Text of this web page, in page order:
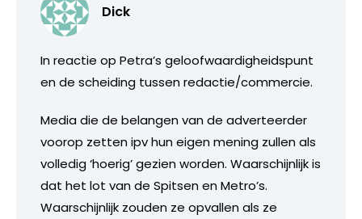
Dick
In reactie op Petra’s geloofwaardigheidspunt
en de scheiding tussen redactie/commercie.
Media die de belangen van de adverteerder
voorop zetten ipv hun eigen mening zullen als
volledig ‘hoerig’ gezien worden. Waarschijnlijk is
dat het lot van de Spitsen en Metro’s.
Waarschijnlijk zouden ze opvallen als ze